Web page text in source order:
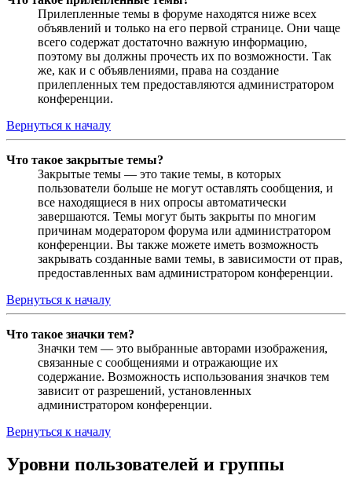
Прилепленные темы в форуме находятся ниже всех
объявлений и только на его первой странице. Они чаще
всего содержат достаточно важную информацию,
поэтому вы должны прочесть их по возможности. Так
же, как и с объявлениями, права на создание
прилепленных тем предоставляются администратором
конференции.
Вернуться к началу
Что такое закрытые темы?
Закрытые темы — это такие темы, в которых
пользователи больше не могут оставлять сообщения, и
все находящиеся в них опросы автоматически
завершаются. Темы могут быть закрыты по многим
причинам модератором форума или администратором
конференции. Вы также можете иметь возможность
закрывать созданные вами темы, в зависимости от прав,
предоставленных вам администратором конференции.
Вернуться к началу
Что такое значки тем?
Значки тем — это выбранные авторами изображения,
связанные с сообщениями и отражающие их
содержание. Возможность использования значков тем
зависит от разрешений, установленных
администратором конференции.
Вернуться к началу
Уровни пользователей и группы